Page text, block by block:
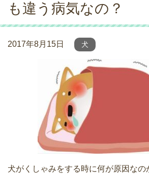
も違う病気なの？
2017年8月15日 犬
犬がくしゃみをする時に何が原因なの